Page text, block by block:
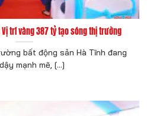
Vị trí vàng 387 tỷ tạo sóng thị trường
bất động sản Hà Tĩnh đang
mạnh mẽ, [...]